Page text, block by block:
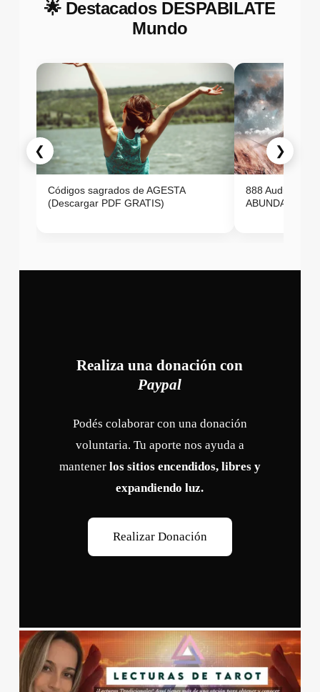
🌟 Destacados DESPABILATE
Mundo
❮
Códigos sagrados de AGESTA
(Descargar PDF GRATIS)
888 Audio
ABUNDANCIA
❯
Realiza una donación con
Paypal
Podés colaborar con una donación
voluntaria. Tu aporte nos ayuda a
mantener los sitios encendidos, libres y
expandiendo luz.
Realizar Donación